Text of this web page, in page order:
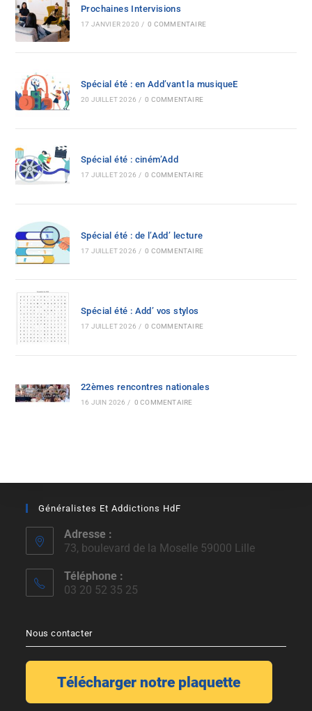
Prochaines Intervisions
17 JANVIER 2020 / 0 COMMENTAIRE
Spécial été : en Add’vant la musiqueE
20 JUILLET 2026 / 0 COMMENTAIRE
Spécial été : ciném’Add
17 JUILLET 2026 / 0 COMMENTAIRE
Spécial été : de l’Add’ lecture
17 JUILLET 2026 / 0 COMMENTAIRE
Spécial été : Add’ vos stylos
17 JUILLET 2026 / 0 COMMENTAIRE
22èmes rencontres nationales
16 JUIN 2026 / 0 COMMENTAIRE
Généralistes Et Addictions HdF
Adresse :
73, boulevard de la Moselle 59000 Lille
Téléphone :
03 20 52 35 25
Nous contacter